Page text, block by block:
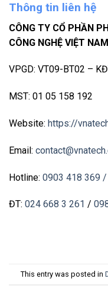
Thông tin liên hệ
CÔNG TY CỔ PHẦN
CÔNG NGHỆ VIỆT
VPGD: VT09-BT02 –
MST: 01 05 158 192
Website: https://
Email:
Hotline: 0903 418 369 /
ĐT: 024 668 3 261 /
This entry was posted in